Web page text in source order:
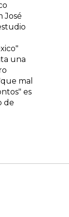
José
una
mal
es
de